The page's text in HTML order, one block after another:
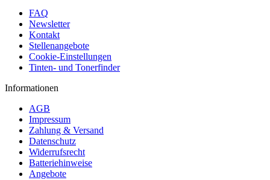
FAQ
Newsletter
Kontakt
Stellenangebote
Cookie-Einstellungen
Tinten- und Tonerfinder
Informationen
AGB
Impressum
Zahlung & Versand
Datenschutz
Widerrufsrecht
Batteriehinweise
Angebote